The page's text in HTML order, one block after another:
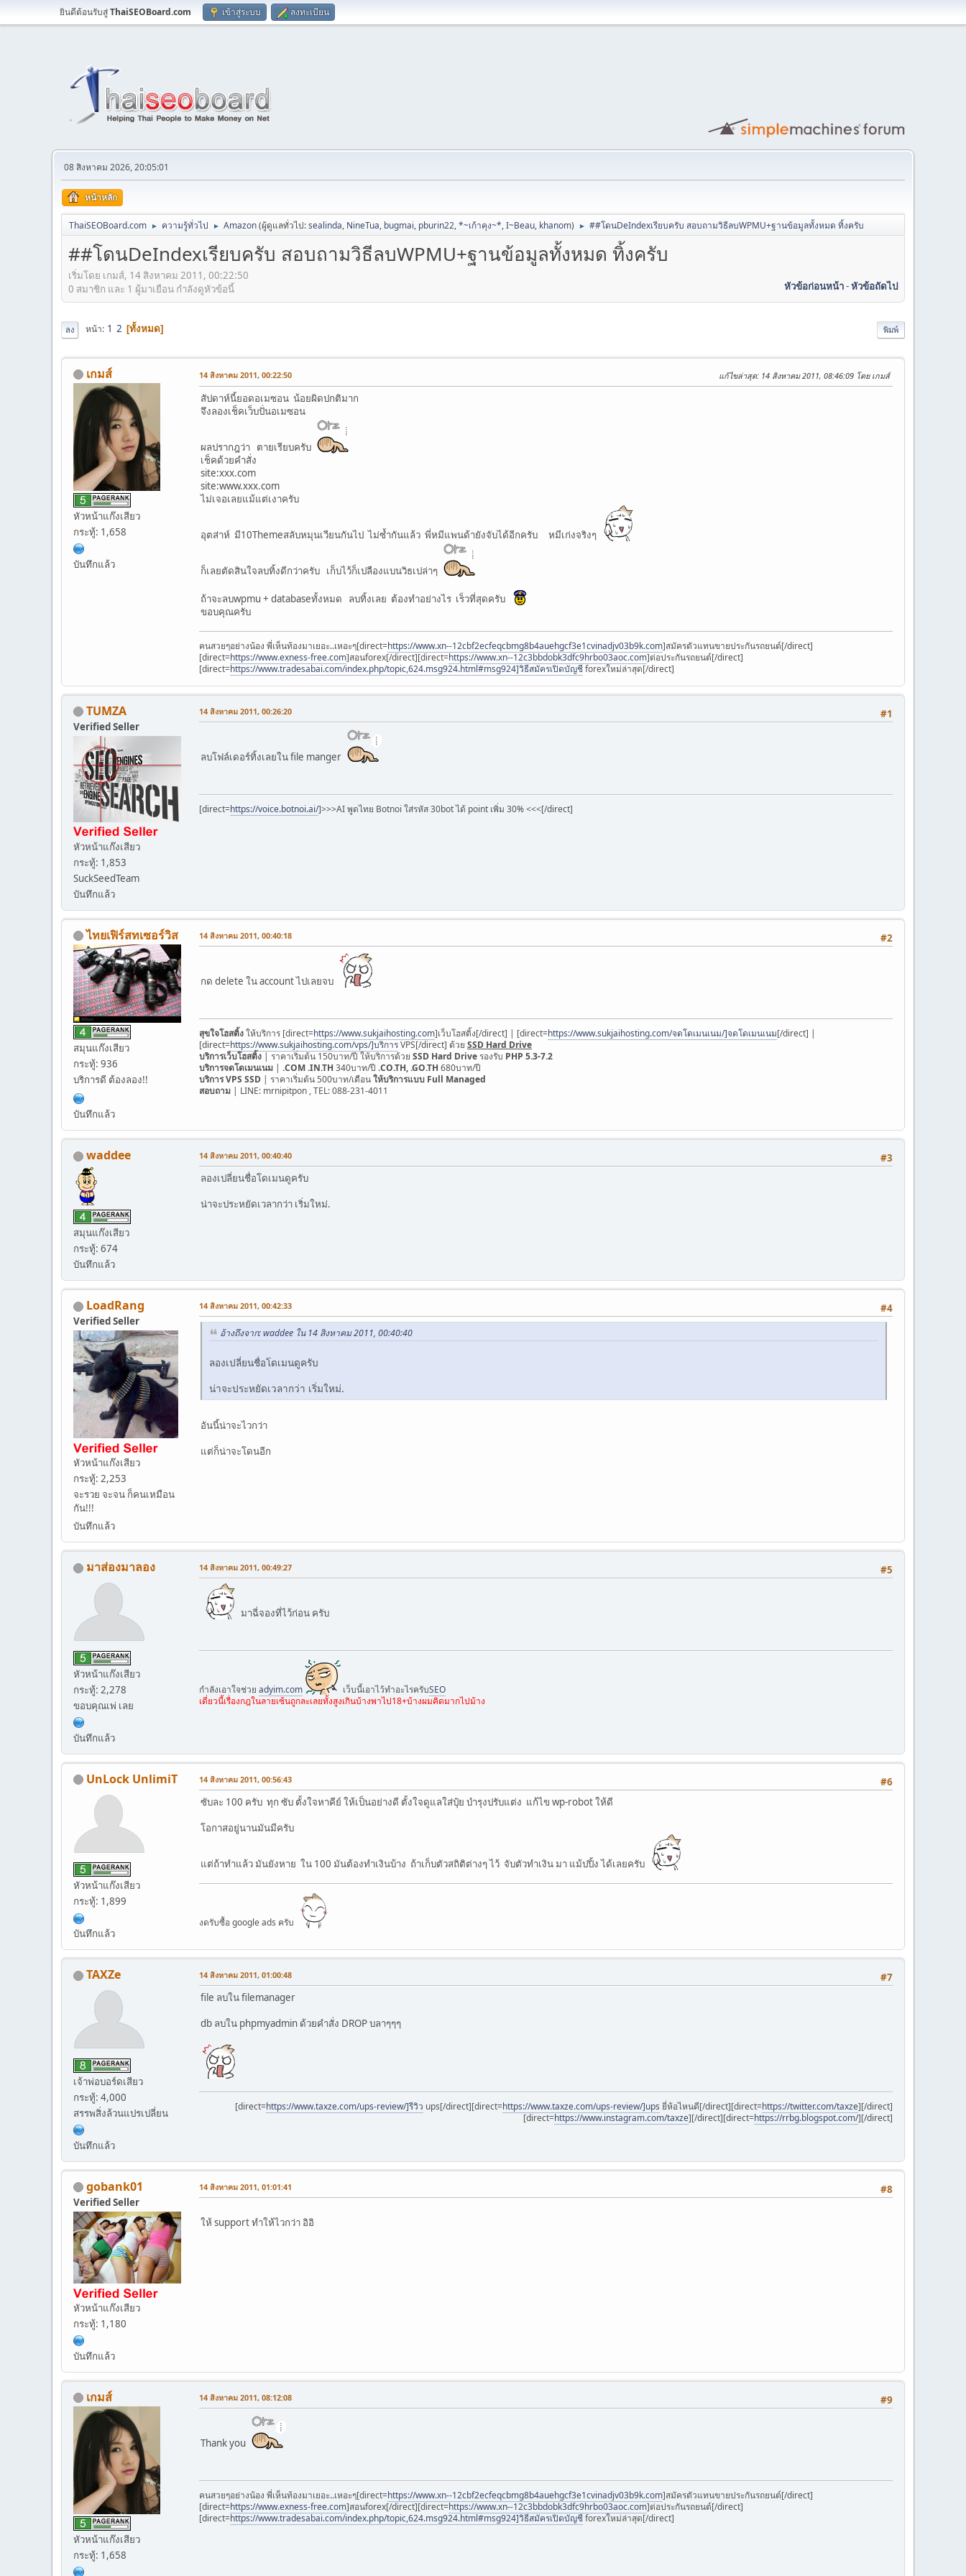
ยินดีต้อนรับสู่ThaiSEOBoard.com เข้าสู่ระบบ ลงทะเบียน
08 สิงหาคม 2026, 20:05:01
หน้าหลัก
ThaiSEOBoard.com ► ความรู้ทั่วไป ► Amazon(ผู้ดูแลทั่วไป:sealinda, NineTua, bugmai, pburin22,*~เก้าคุง~*,I~Beau, khanom) ► ##โดนDeIndexเรียบครับ สอบถามวิธีลบWPMU+ฐานข้อมูลทั้งหมด ทิ้งครับ
##โดนDeIndexเรียบครับ สอบถามวิธีลบWPMU+ฐานข้อมูลทั้งหมด ทิ้งครับ
เริ่มโดย เกมส์, 14 สิงหาคม 2011, 00:22:50
หัวข้อก่อนหน้า-หัวข้อถัดไป
0 สมาชิก และ 1 ผู้มาเยือน กำลังดูหัวข้อนี้
พิมพ์
ลง หน้า 1 2 ทั้งหมด
เกมส์
หัวหน้าแก๊งเสียว
กระทู้: 1,658
บันทึกแล้ว
14 สิงหาคม 2011, 00:22:50 แก้ไขล่าสุด: 14 สิงหาคม 2011, 08:46:09 โดย เกมส์
สัปดาห์นี้ยอดอเมซอน น้อยผิดปกติมาก
จึงลองเช็คเว็บปั่นอเมซอน
ผลปรากฎว่า ตายเรียบครับ
เช็คด้วยคำสั่ง
site:xxx.com
site:www.xxx.com
ไม่เจอเลยแม้แต่เงาครับ
อุตส่าห์ มี10Themeสลับหมุนเวียนกันไป ไม่ซ้ำกันแล้ว พี่หมีแพนด้ายังจับได้อีกครับ หมีเก่งจริงๆ
ก็เลยตัดสินใจลบทิ้งดีกว่าครับ เก็บไว้ก็เปลืองแบนวิธเปล่าๆ
ถ้าจะลบwpmu + databaseทั้งหมด ลบทิ้งเลย ต้องทำอย่างไร เร็วที่สุดครับ
ขอบคุณครับ
คนสวยๆอย่างน้อง พี่เห็นท้องมาเยอะ..เหอะๆ[direct=https://www.xn--12cbf2ecfeqcbmg8b4auehgcf3e1cvinadjv03b9k.com]สมัครตัวแทนขายประกันรถยนต์[/direct]
[direct=https://www.exness-free.com]สอนforex[/direct][direct=https://www.xn--12c3bbdobk3dfc9hrbo03aoc.com]ต่อประกันรถยนต์[/direct]
[direct=https://www.tradesabai.com/index.php/topic,624.msg924.html#msg924]วิธีสมัครเปิดบัญชีforexใหม่ล่าสุด[/direct]
TUMZA
Verified Seller
หัวหน้าแก๊งเสียว
กระทู้: 1,853
SuckSeedTeam
บันทึกแล้ว
#1
14 สิงหาคม 2011, 00:26:20
ลบโฟล์เดอร์ทิ้งเลยใน file manger
[direct=https://voice.botnoi.ai/]>>>AI พูดไทย Botnoi ใส่รหัส 30bot ได้ point เพิ่ม 30% <<<[/direct]
ไทยเฟิร์สทเซอร์วิส
สมุนแก๊งเสียว
กระทู้: 936
บริการดี ต้องลอง!!
บันทึกแล้ว
#2
14 สิงหาคม 2011, 00:40:18
กด delete ใน account ไปเลยจบ
สุขใจโฮสติ้งให้บริการ [direct=https://www.sukjaihosting.com]เว็บโฮสติ้ง[/direct] | [direct=https://www.sukjaihosting.com/จดโดเมนเนม/]จดโดเมนเนม[/direct] |
[direct=https://www.sukjaihosting.com/vps/]บริการVPS[/direct] ด้วย SSD Hard Drive
บริการเว็บโฮสติ้ง | ราคาเริ่มต้น 150บาท/ปี ให้บริการด้วย SSD Hard Drive รองรับ PHP 5.3-7.2
บริการจดโดเมนเนม | .COM .IN.TH 340บาท/ปี .CO.TH, .GO.TH 680บาท/ปี
บริการ VPS SSD | ราคาเริ่มต้น 500บาท/เดือนให้บริการแบบ Full Managed
สอบถาม | LINE: mrnipitpon , TEL: 088-231-4011
waddee
สมุนแก๊งเสียว
กระทู้: 674
บันทึกแล้ว
#3
14 สิงหาคม 2011, 00:40:40
ลองเปลี่ยนชื่อโดเมนดูครับ
น่าจะประหยัดเวลากว่า เริ่มใหม่.
LoadRang
Verified Seller
หัวหน้าแก๊งเสียว
กระทู้: 2,253
จะรวย จะจน ก็คนเหมือน
กัน!!!
บันทึกแล้ว
#4
14 สิงหาคม 2011, 00:42:33
อ้างถึงจาก: waddee ใน 14 สิงหาคม 2011, 00:40:40
ลองเปลี่ยนชื่อโดเมนดูครับ
น่าจะประหยัดเวลากว่า เริ่มใหม่.
อันนี้น่าจะไวกว่า
แต่ก็น่าจะโดนอีก
มาส่องมาลอง
หัวหน้าแก๊งเสียว
กระทู้: 2,278
ขอบคุณเพ่ เลย
บันทึกแล้ว
#5
14 สิงหาคม 2011, 00:49:27
มาฉี่จองที่ไว้ก่อน ครับ
กำลังเอาใจช่วย adyim.com เว็บนี้เอาไว้ทำอะไรครับSEO
เดี่ยวนี้เรื่องกฎในลายเซ้นถูกละเลยทั้งสูงเกินบ้างพาไป18+บ้างผมคิดมากไปม้าง
UnLock UnlimiT
หัวหน้าแก๊งเสียว
กระทู้: 1,899
บันทึกแล้ว
#6
14 สิงหาคม 2011, 00:56:43
ซับละ 100 ครับ ทุก ซับ ตั้งใจหาคีย์ ให้เป็นอย่างดี ตั้งใจดูแลใส่ปุ๋ย บำรุงปรับแต่ง แก้ไข wp-robot ให้ดี
โอกาสอยู่นานมันมีครับ
แต่ถ้าทำแล้ว มันยังหาย ใน 100 มันต้องทำเงินบ้าง ถ้าเก็บตัวสถิติต่างๆ ไว้ จับตัวทำเงิน มา แม้ปปิ้ง ได้เลยครับ
งดรับซื้อ google ads ครับ
TAXZe
เจ้าพ่อบอร์ดเสียว
กระทู้: 4,000
สรรพสิ่งล้วนแปรเปลี่ยน
บันทึกแล้ว
#7
14 สิงหาคม 2011, 01:00:48
file ลบใน filemanager
db ลบใน phpmyadmin ด้วยคำสั่ง DROP บลาๆๆๆ
[direct=https://www.taxze.com/ups-review/]รีวิว ups[/direct][direct=https://www.taxze.com/ups-review/]ups ยี่ห้อไหนดี[/direct][direct=https://twitter.com/taxze][/direct]
[direct=https://www.instagram.com/taxze][/direct][direct=https://rrbg.blogspot.com/][/direct]
gobank01
Verified Seller
หัวหน้าแก๊งเสียว
กระทู้: 1,180
บันทึกแล้ว
#8
14 สิงหาคม 2011, 01:01:41
ให้ support ทำให้ไวกว่า อิอิ
เกมส์
หัวหน้าแก๊งเสียว
กระทู้: 1,658
#9
14 สิงหาคม 2011, 08:12:08
Thank you
คนสวยๆอย่างน้อง พี่เห็นท้องมาเยอะ..เหอะๆ[direct=https://www.xn--12cbf2ecfeqcbmg8b4auehgcf3e1cvinadjv03b9k.com]สมัครตัวแทนขายประกันรถยนต์[/direct]
[direct=https://www.exness-free.com]สอนforex[/direct][direct=https://www.xn--12c3bbdobk3dfc9hrbo03aoc.com]ต่อประกันรถยนต์[/direct]
[direct=https://www.tradesabai.com/index.php/topic,624.msg924.html#msg924]วิธีสมัครเปิดบัญชีforexใหม่ล่าสุด[/direct]